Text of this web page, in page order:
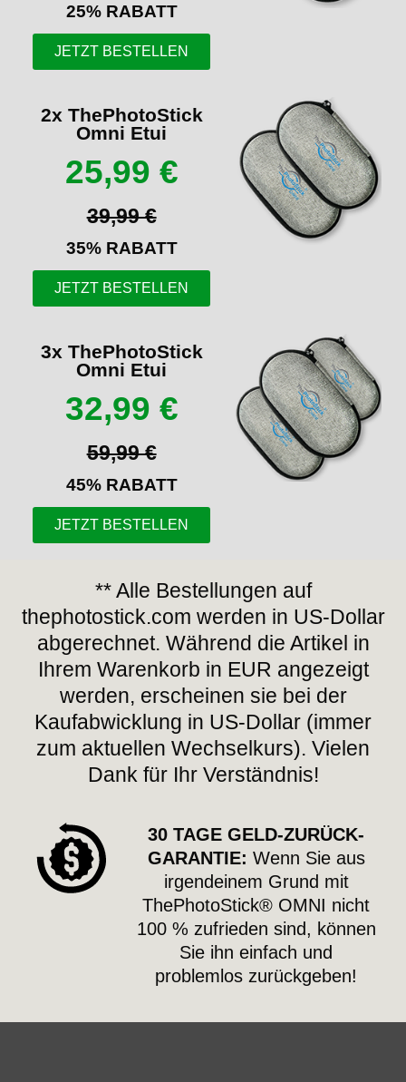
25% RABATT
JETZT BESTELLEN
2x ThePhotoStick
Omni Etui
25,99 €
39,99 €
35% RABATT
JETZT BESTELLEN
3x ThePhotoStick
Omni Etui
32,99 €
59,99 €
45% RABATT
JETZT BESTELLEN
** Alle Bestellungen auf
thephotostick.com werden in US-Dollar
abgerechnet. Während die Artikel in
Ihrem Warenkorb in EUR angezeigt
werden, erscheinen sie bei der
Kaufabwicklung in US-Dollar (immer
zum aktuellen Wechselkurs). Vielen
Dank für Ihr Verständnis!
30 TAGE GELD-ZURÜCK-
GARANTIE: Wenn Sie aus
irgendeinem Grund mit
ThePhotoStick® OMNI nicht
100 % zufrieden sind, können
Sie ihn einfach und
problemlos zurückgeben!